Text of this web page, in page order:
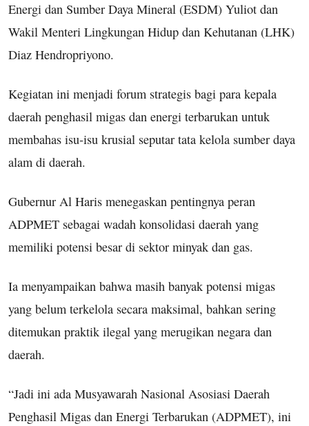
Energi dan Sumber Daya Mineral (ESDM) Yuliot dan
Wakil Menteri Lingkungan Hidup dan Kehutanan (LHK)
Diaz Hendropriyono.
Kegiatan ini menjadi forum strategis bagi para kepala
daerah penghasil migas dan energi terbarukan untuk
membahas isu-isu krusial seputar tata kelola sumber daya
alam di daerah.
Gubernur Al Haris menegaskan pentingnya peran
ADPMET sebagai wadah konsolidasi daerah yang
memiliki potensi besar di sektor minyak dan gas.
Ia menyampaikan bahwa masih banyak potensi migas
yang belum terkelola secara maksimal, bahkan sering
ditemukan praktik ilegal yang merugikan negara dan
daerah.
“Jadi ini ada Musyawarah Nasional Asosiasi Daerah
Penghasil Migas dan Energi Terbarukan (ADPMET), ini